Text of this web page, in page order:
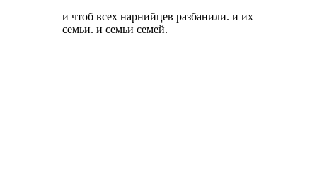
и чтоб всех нарнийцев разбанили. и их
семьи. и семьи семей.